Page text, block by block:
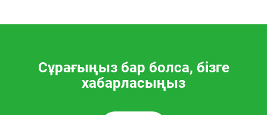
Сұрағыңыз бар болса, бізге
хабарласыңыз